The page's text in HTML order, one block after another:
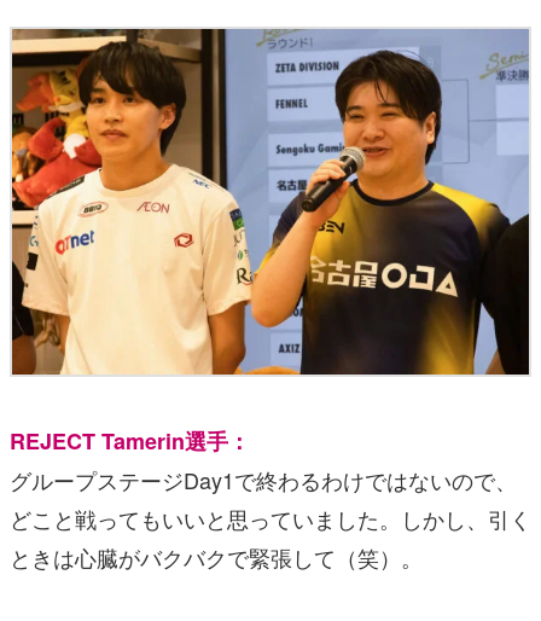
REJECT Tamerin選手：
グループステージDay1で終わるわけではないので、
どこと戦ってもいいと思っていました。しかし、引く
ときは心臓がバクバクで緊張して（笑）。